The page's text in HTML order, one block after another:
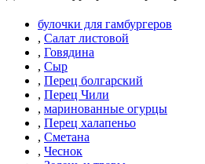
булочки для гамбургеров
, Салат листовой
, Говядина
, Сыр
, Перец болгарский
, Перец Чили
, маринованные огурцы
, Перец халапеньо
, Сметана
, Чеснок